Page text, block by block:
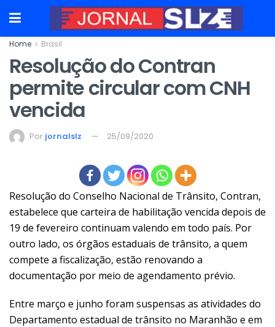
Home Brasil
Resolução do Contran
permite circular com CNH
vencida
Por jornalslz 25/09/2020
Resolução do Conselho Nacional de Trânsito, Contran,
estabelece que carteira de habilitação vencida depois de
19 de fevereiro continuam valendo em todo país. Por
outro lado, os órgãos estaduais de trânsito, a quem
compete a fiscalização, estão renovando a
documentação por meio de agendamento prévio.
Entre março e junho foram suspensas as atividades do
Departamento estadual de trânsito no Maranhão e em